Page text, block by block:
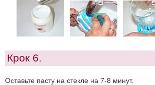
Крок 6.
Оставьте пасту на стекле на 7-8 минут.